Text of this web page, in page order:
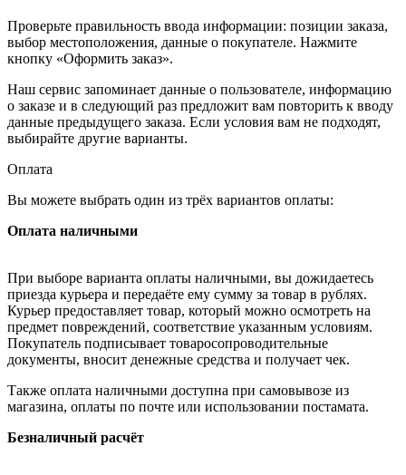
Проверьте правильность ввода информации: позиции заказа,
выбор местоположения, данные о покупателе. Нажмите
кнопку «Оформить заказ».
Наш сервис запоминает данные о пользователе, информацию
о заказе и в следующий раз предложит вам повторить к вводу
данные предыдущего заказа. Если условия вам не подходят,
выбирайте другие варианты.
Оплата
Вы можете выбрать один из трёх вариантов оплаты:
Оплата наличными
При выборе варианта оплаты наличными, вы дожидаетесь
приезда курьера и передаёте ему сумму за товар в рублях.
Курьер предоставляет товар, который можно осмотреть на
предмет повреждений, соответствие указанным условиям.
Покупатель подписывает товаросопроводительные
документы, вносит денежные средства и получает чек.
Также оплата наличными доступна при самовывозе из
магазина, оплаты по почте или использовании постамата.
Безналичный расчёт